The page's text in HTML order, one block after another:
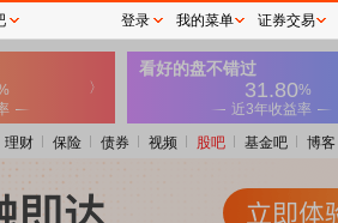
理财 保险 债券 视频 股吧 基金吧 博客
登录 我的菜单 证券交易